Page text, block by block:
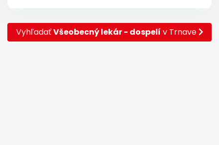
VyhľadaťVšeobecný lekár - dospelí v Trnave